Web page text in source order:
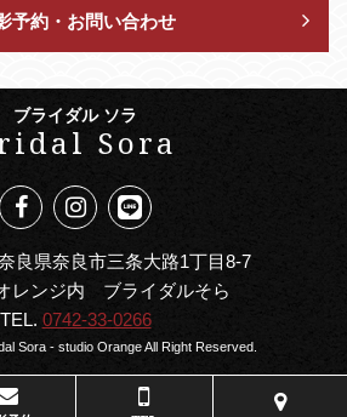
予約・お問い合わせ
ブライダル ソラ
Sora
良県奈良市三条大路1丁目8-7
レンジ内 ブライダルそら
TEL. 0742-33-0266
Sora - studio Orange All Right Reserved.